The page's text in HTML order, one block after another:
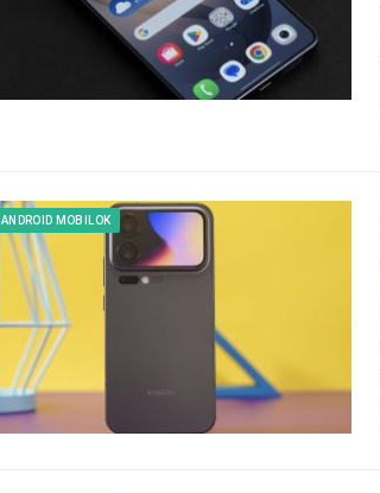
ANDROID MOBILOK